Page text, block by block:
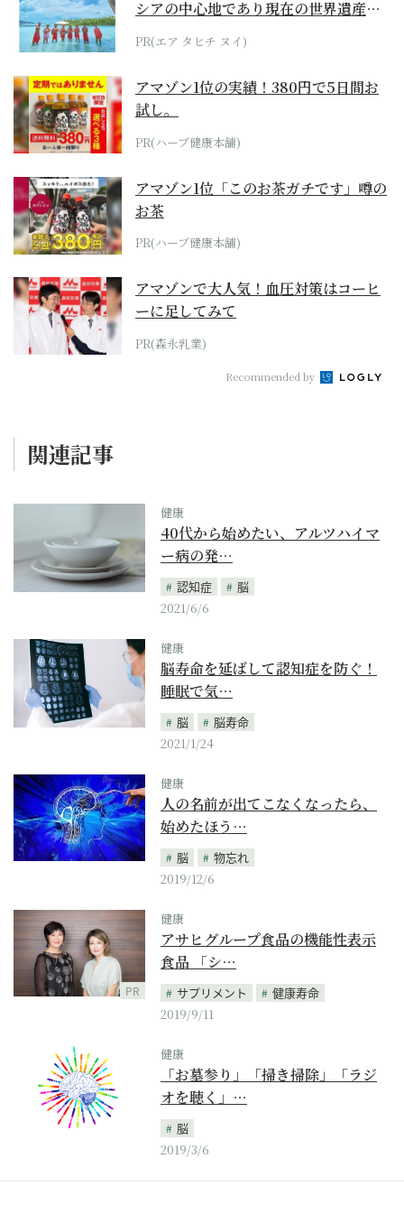
シアの中心地であり現在の世界遺産か
らみえてくる...
PR(エア タヒチ ヌイ)
アマゾン1位の実績！380円で5日間お
試し。
PR(ハーブ健康本舗)
アマゾン1位「このお茶ガチです」噂の
お茶
PR(ハーブ健康本舗)
アマゾンで大人気！血圧対策はコーヒ
ーに足してみて
PR(森永乳業)
Recommended by
関連記事
健康
40代から始めたい、アルツハイマ
ー病の発…
認知症
脳
2021/6/6
健康
脳寿命を延ばして認知症を防ぐ！
睡眠で気…
脳
脳寿命
2021/1/24
健康
人の名前が出てこなくなったら、
始めたほう…
脳
物忘れ
2019/12/6
PR
健康
アサヒグループ食品の機能性表示
食品 「シ…
サプリメント
健康寿命
2019/9/11
健康
「お墓参り」「掃き掃除」「ラジ
オを聴く」…
脳
2019/3/6